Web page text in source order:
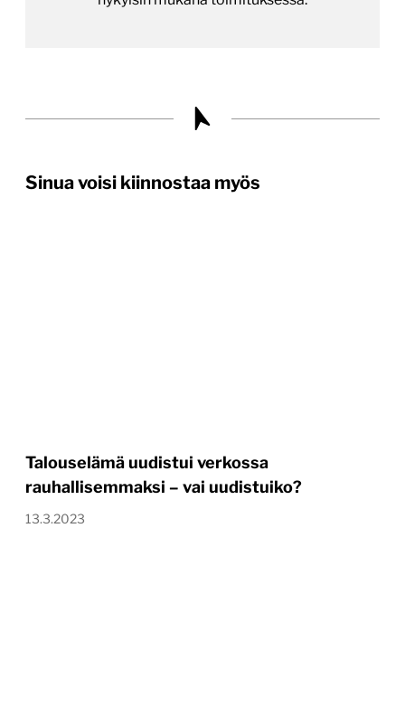
Sinua voisi kiinnostaa myös
Talouselämä uudistui verkossa
rauhallisemmaksi – vai uudistuiko?
13.3.2023